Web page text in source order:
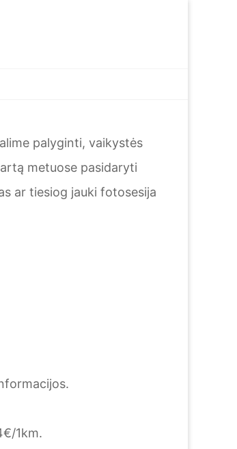
palyginti, vaikystės
metuose pasidaryti
ar tiesiog jauki fotosesija
1km.